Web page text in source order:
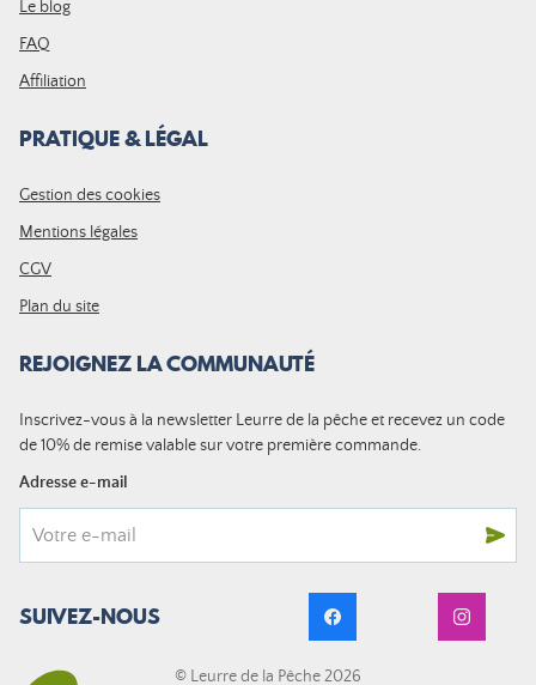
Le blog
FAQ
Affiliation
PRATIQUE & LÉGAL
Gestion des cookies
Mentions légales
CGV
Plan du site
REJOIGNEZ LA COMMUNAUTÉ
Inscrivez-vous à la newsletter Leurre de la pêche et recevez un code
de 10% de remise valable sur votre première commande.
Adresse e-mail
SUIVEZ-NOUS
© Leurre de la Pêche 2026